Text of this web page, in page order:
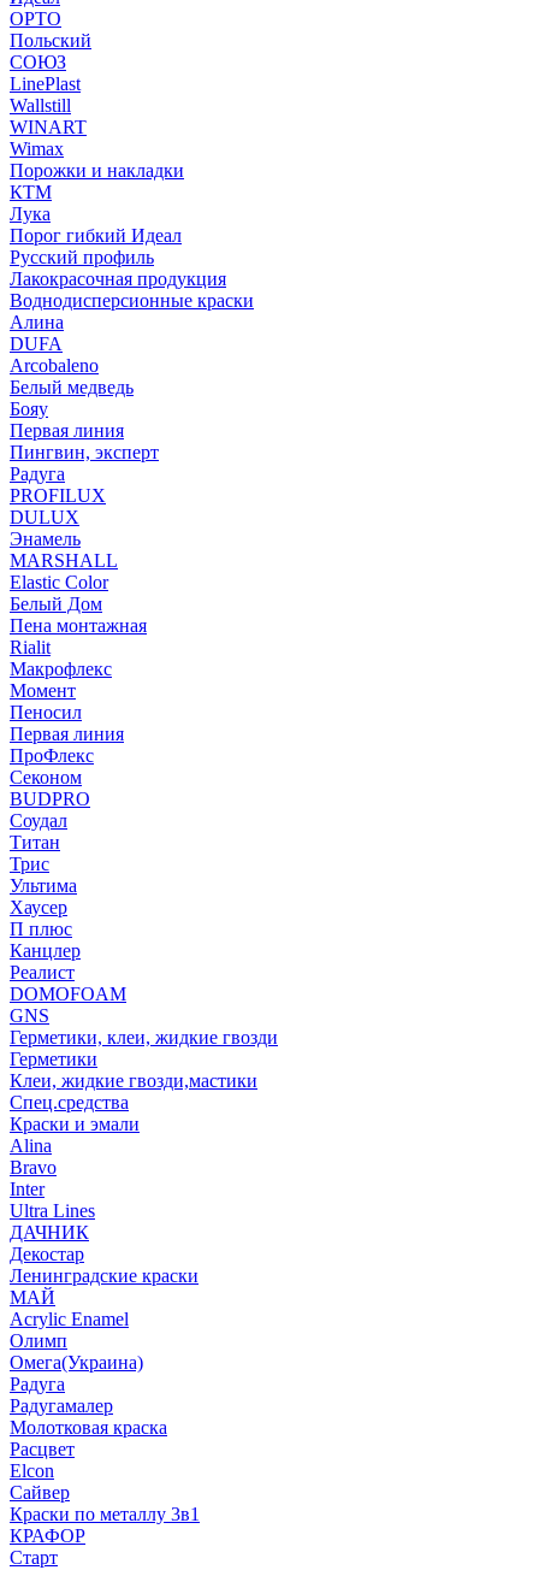
ОРТО
Польский
СОЮЗ
LinePlast
Wallstill
WINART
Wimax
Порожки и накладки
КТМ
Лука
Порог гибкий Идеал
Русский профиль
Лакокрасочная продукция
Воднодисперсионные краски
Алина
DUFA
Arcobaleno
Белый медведь
Бояу
Первая линия
Пингвин, эксперт
Радуга
PROFILUX
DULUX
Энамель
MARSHALL
Elastic Color
Белый Дом
Пена монтажная
Rialit
Макрофлекс
Момент
Пеносил
Первая линия
ПроФлекс
Секоном
BUDPRO
Соудал
Титан
Трис
Ультима
Хаусер
П плюс
Канцлер
Реалист
DOMOFOAM
GNS
Герметики, клеи, жидкие гвозди
Герметики
Клеи, жидкие гвозди,мастики
Спец.средства
Краски и эмали
Alina
Bravo
Inter
Ultra Lines
ДАЧНИК
Декостар
Ленинградские краски
МАЙ
Acrylic Enamel
Олимп
Омега(Украина)
Радуга
Радугамалер
Молотковая краска
Расцвет
Elcon
Сайвер
Краски по металлу 3в1
КРАФОР
Старт